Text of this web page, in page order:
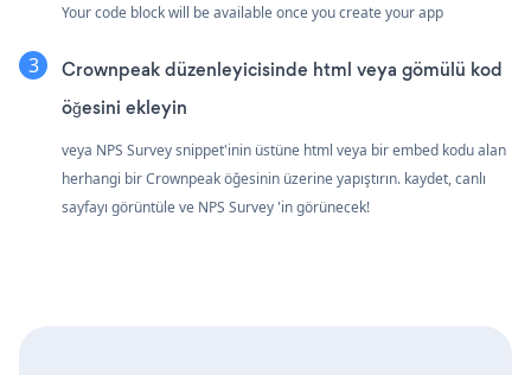
Your code block will be available once you create your app
Crownpeak düzenleyicisinde html veya gömülü kod
öğesini ekleyin
veya NPS Survey snippet'inin üstüne html veya bir embed kodu alan
herhangi bir Crownpeak öğesinin üzerine yapıştırın. kaydet, canlı
sayfayı görüntüle ve NPS Survey 'in görünecek!